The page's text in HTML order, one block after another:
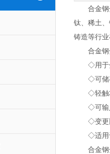
合金钢分
钛、稀土
铸造等行
合金钢
◇用于分
◇可储存
◇轻触32
◇可输入
◇变更比
◇适用于
合金钢